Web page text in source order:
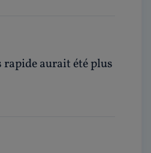
aurait été plus